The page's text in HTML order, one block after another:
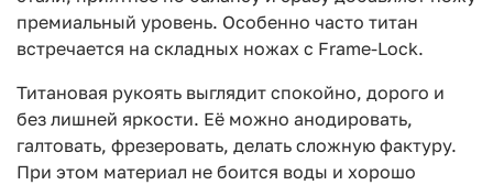
премиальный уровень. Особенно часто титан
встречается на складных ножах с Frame-Lock.
Титановая рукоять выглядит спокойно, дорого и
без лишней яркости. Её можно анодировать,
галтовать, фрезеровать, делать сложную фактуру.
При этом материал не боится воды и хорошо